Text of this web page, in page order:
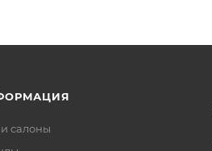
салоны